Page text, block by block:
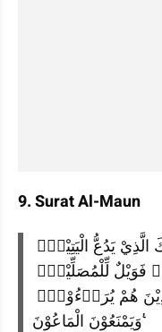
9. Surat Al-Maun
وَيَمْنَعُوْنَ الْمَاعُوْنَ ࣖ